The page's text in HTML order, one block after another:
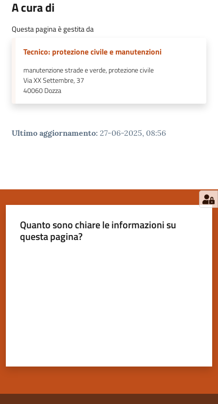
A cura di
Questa pagina è gestita da
Tecnico: protezione civile e manutenzioni
manutenzione strade e verde, protezione civile
Via XX Settembre, 37
40060Dozza
Ultimo aggiornamento: 27-06-2025, 08:56
Quanto sono chiare le informazioni su
questa pagina?